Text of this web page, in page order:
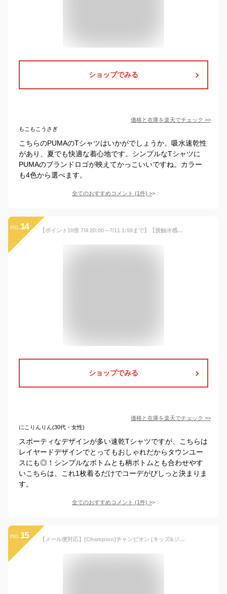
ショップでみる
価格と在庫を楽天でチェック >>
もこもこうさぎ
こちらのPUMAのTシャツはいかがでしょうか。吸水速乾性
があり、夏でも快適な着心地です。シンプルなTシャツに
PUMAのブランドロゴが映えてかっこいいですね。カラー
も4色から選べます。
全てのおすすめコメント (1件) >
no. 14 【ポイント10倍 7/4 20:00～7/11 1:59まで】【接触冷感／吸水速乾】フェイクベストレイヤーTシャツ（120~160cm）【親子おそろい】 | ikka イッカ 子供服 ジュニア キッズ 男の子 トップス 半袖 フェイクレイヤード 重ね着風 夏 お出かけ オリーブ グリーン ネイビー
ショップでみる
価格と在庫を楽天でチェック >>
にこりんりん(30代・女性)
スポーティなデザインが多い速乾Tシャツですが、こちらは
レイヤードデザインでとってもおしゃれだからタウンユー
スにも◎！シンプルなボトムとも柄ボトムとも合わせやす
いこちらは、これ1枚着るだけでコーデがびしっと決まりま
す。
全てのおすすめコメント (1件) >
no. 15 【メール便対応】[Champion]チャンピオン [キッズ&ジュニア] 半袖ドライTシャツ[130-160cm][3色]CX7422/CK-TS320DRYメッシュTシャツ ワンポイント ロゴ刺繍 無地 男女兼用 学校 スクールTシャツ 春夏 部活 シンプル T スポーツ 男の子 女の子 esg【RCP】